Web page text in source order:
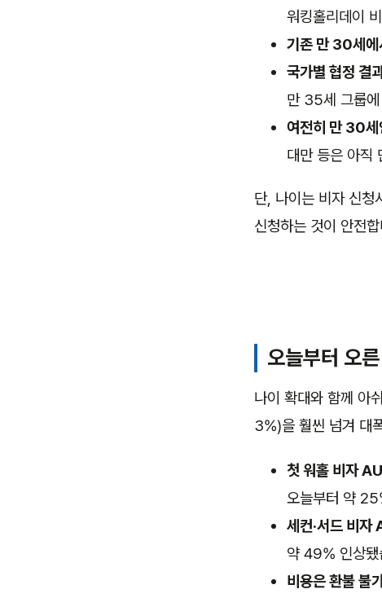
워킹홀리데이
기존 만 30세
국가별 협정 결
만 35세 그룹에
여전히 만 30세
대만 등은 아직
단, 나이는 비자 신청
신청하는 것이 안전
오늘부터 오
나이 확대와 함께 아
3%)을 훨씬 넘겨 대
첫 워홀 비자
오늘부터 약
세컨·서드 비
약 49% 인상됐
비용은 환불 불